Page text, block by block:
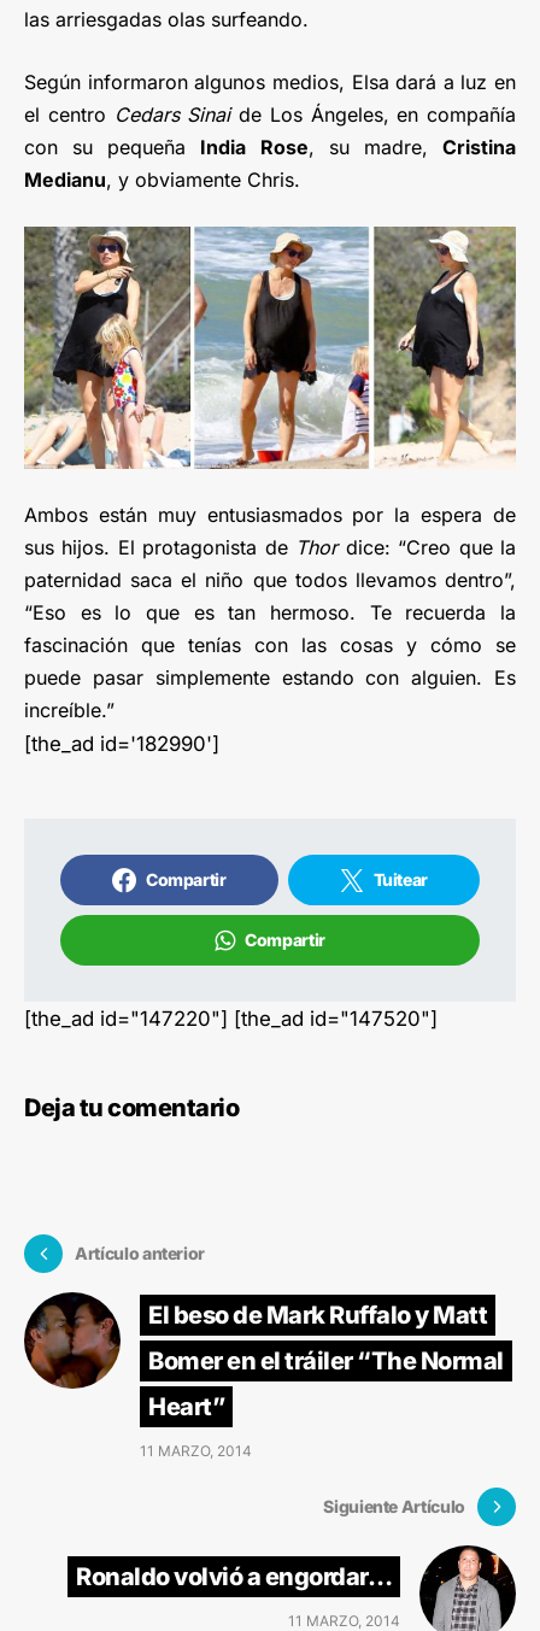
las arriesgadas olas surfeando.
Según informaron algunos medios, Elsa dará a luz en
el centro Cedars Sinaide Los Ángeles, en compañía
con su pequeña India Rose, su madre,Cristina
Medianu, y obviamente Chris.
Ambos están muy entusiasmados por la espera de
sus hijos. El protagonista de Thordice: “Creo que la
paternidad saca el niño que todos llevamos dentro”,
“Eso es lo que es tan hermoso. Te recuerda la
fascinación que tenías con las cosas y cómo se
puede pasar simplemente estando con alguien. Es
increíble.”
[the_ad id='182990']
Compartir Tuitear
Compartir
[the_ad id="147220"] [the_ad id="147520"]
Deja tu comentario
Artículo anterior
El beso de Mark Ruffalo y Matt
Bomer en el tráiler “The Normal
Heart”
11 MARZO, 2014
Siguiente Artículo
Ronaldo volvió a engordar…
11 MARZO, 2014